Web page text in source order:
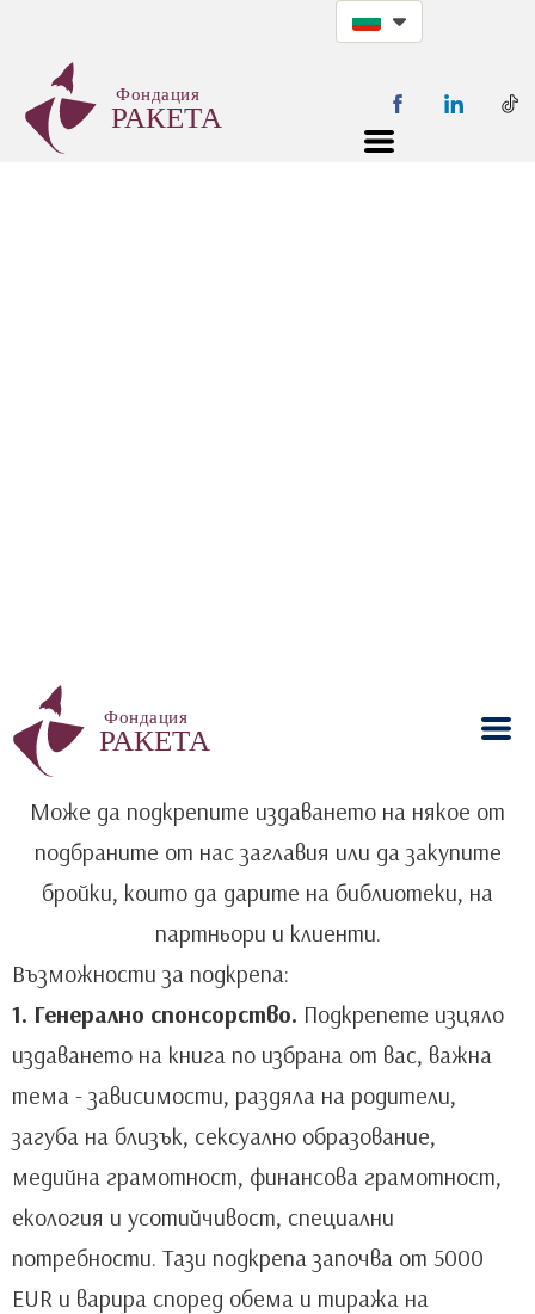
Може да подкрепите издаването на някое от
подбраните от нас заглавия или да закупите
бройки, които да дарите на библиотеки, на
партньори и клиенти.
Възможности за подкрепа:
1. Генерално спонсорство. Подкрепете изцяло
издаването на книга по избрана от вас, важна
тема - зависимости, раздяла на родители,
загуба на близък, сексуално образование,
медийна грамотност, финансова грамотност,
екология и усотийчивост, специални
потребности. Тази подкрепа започва от 5000
EUR и варира според обема и тиража на